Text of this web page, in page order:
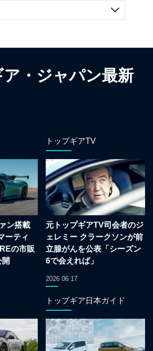
ア・ジャパン最新
ン搭載
ーティ
の市販
トップギアTV
元トップギアTV司会者のジ
ェレミー クラークソンが前
立腺がんを公表「シーズン
6で会えれば」
2026 06 17
トップギア日本ガイド